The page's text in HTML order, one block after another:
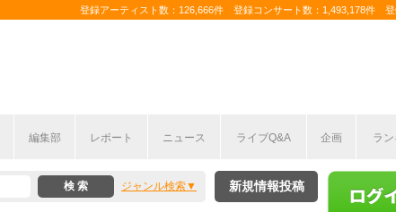
登録アーティスト数：126,666件 登録コンサート数：1,493,178件 登
編集部 レポート ニュース ライブQ&A 企画 ラ
ジャンル検索 新規情報投稿